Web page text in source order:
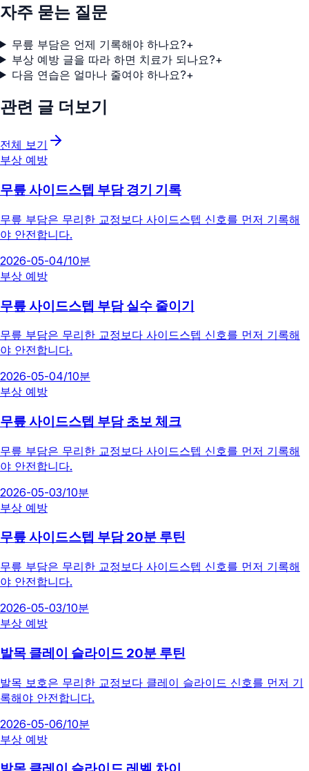
자주 묻는 질문
무릎 부담은 언제 기록해야 하나요?+
부상 예방 글을 따라 하면 치료가 되나요?+
다음 연습은 얼마나 줄여야 하나요?+
관련 글 더보기
전체 보기
부상 예방
무릎 사이드스텝 부담 경기 기록
무릎 부담은 무리한 교정보다 사이드스텝 신호를 먼저 기록해
야 안전합니다.
2026-05-04/10분
부상 예방
무릎 사이드스텝 부담 실수 줄이기
무릎 부담은 무리한 교정보다 사이드스텝 신호를 먼저 기록해
야 안전합니다.
2026-05-04/10분
부상 예방
무릎 사이드스텝 부담 초보 체크
무릎 부담은 무리한 교정보다 사이드스텝 신호를 먼저 기록해
야 안전합니다.
2026-05-03/10분
부상 예방
무릎 사이드스텝 부담 20분 루틴
무릎 부담은 무리한 교정보다 사이드스텝 신호를 먼저 기록해
야 안전합니다.
2026-05-03/10분
부상 예방
발목 클레이 슬라이드 20분 루틴
발목 보호은 무리한 교정보다 클레이 슬라이드 신호를 먼저 기
록해야 안전합니다.
2026-05-06/10분
부상 예방